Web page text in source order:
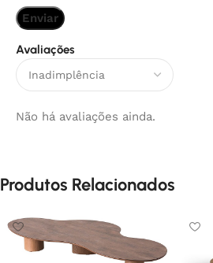
Avaliações
Não há avaliações ainda.
Produtos Relacionados